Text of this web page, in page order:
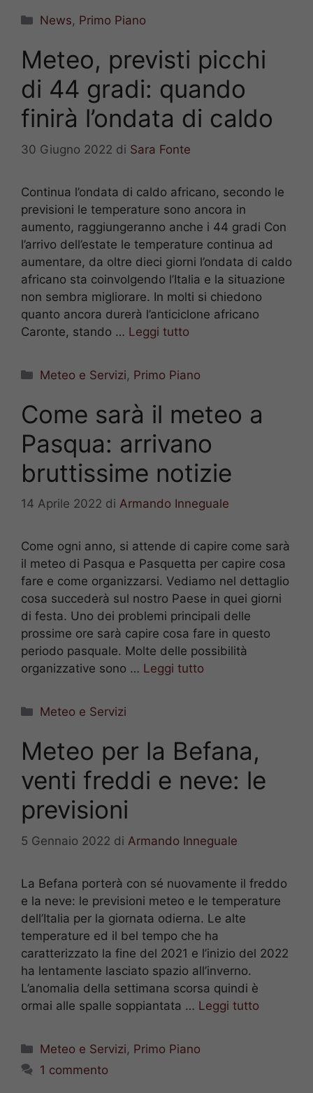
Categorie
News, Primo Piano
Meteo, previsti picchi
di 44 gradi: quando
finirà l’ondata di caldo
30 Giugno 2022 di Sara Fonte
Continua l’ondata di caldo africano, secondo le
previsioni le temperature sono ancora in
aumento, raggiungeranno anche i 44 gradi Con
l’arrivo dell’estate le temperature continua ad
aumentare, da oltre dieci giorni l’ondata di caldo
africano sta coinvolgendo l’Italia e la situazione
non sembra migliorare. In molti si chiedono
quanto ancora durerà l’anticiclone africano
Caronte, stando … Leggi tutto
Categorie
Meteo e Servizi, Primo Piano
Come sarà il meteo a
Pasqua: arrivano
bruttissime notizie
14 Aprile 2022 di Armando Inneguale
Come ogni anno, si attende di capire come sarà
il meteo di Pasqua e Pasquetta per capire cosa
fare e come organizzarsi. Vediamo nel dettaglio
cosa succederà sul nostro Paese in quei giorni
di festa. Uno dei problemi principali delle
prossime ore sarà capire cosa fare in questo
periodo pasquale. Molte delle possibilità
organizzative sono … Leggi tutto
Categorie
Meteo e Servizi
Meteo per la Befana,
venti freddi e neve: le
previsioni
5 Gennaio 2022 di Armando Inneguale
La Befana porterà con sé nuovamente il freddo
e la neve: le previsioni meteo e le temperature
dell’Italia per la giornata odierna. Le alte
temperature ed il bel tempo che ha
caratterizzato la fine del 2021 e l’inizio del 2022
ha lentamente lasciato spazio all’inverno.
L’anomalia della settimana scorsa quindi è
ormai alle spalle soppiantata … Leggi tutto
Categorie
Meteo e Servizi, Primo Piano
1 commento